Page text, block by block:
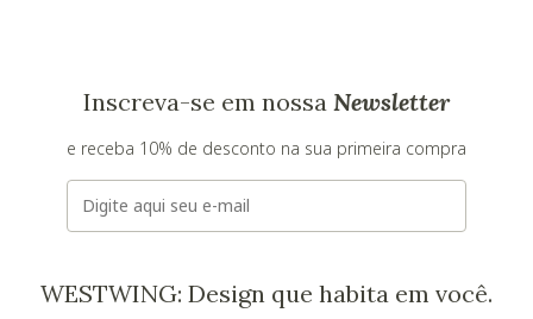
Inscreva-se em nossa Newsletter
e receba 10% de desconto na sua primeira compra
E-mail
WESTWING: Design que habita em você.